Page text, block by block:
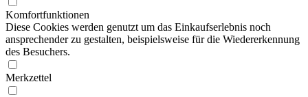
Komfortfunktionen
Diese Cookies werden genutzt um das Einkaufserlebnis noch
ansprechender zu gestalten, beispielsweise für die Wiedererkennung
des Besuchers.
Merkzettel